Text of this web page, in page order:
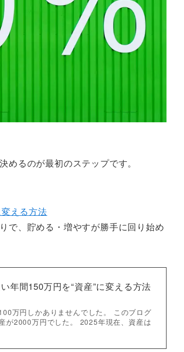
るのが最初のステップです。
える方法
で、貯める・増やすが勝手に回り始め
年間150万円を“資産”に変える方法
万円しかありませんでした。 このブログ
が2000万円でした。 2025年現在、資産は